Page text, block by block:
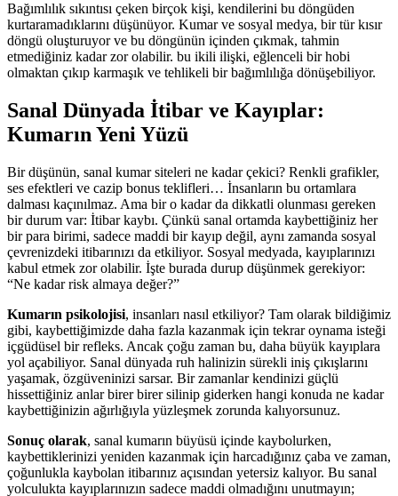
Bağımlılık sıkıntısı çeken birçok kişi, kendilerini bu döngüden
kurtaramadıklarını düşünüyor. Kumar ve sosyal medya, bir tür kısır
döngü oluşturuyor ve bu döngünün içinden çıkmak, tahmin
etmediğiniz kadar zor olabilir. bu ikili ilişki, eğlenceli bir hobi
olmaktan çıkıp karmaşık ve tehlikeli bir bağımlılığa dönüşebiliyor.
Sanal Dünyada İtibar ve Kayıplar:
Kumarın Yeni Yüzü
Bir düşünün, sanal kumar siteleri ne kadar çekici? Renkli grafikler,
ses efektleri ve cazip bonus teklifleri… İnsanların bu ortamlara
dalması kaçınılmaz. Ama bir o kadar da dikkatli olunması gereken
bir durum var: İtibar kaybı. Çünkü sanal ortamda kaybettiğiniz her
bir para birimi, sadece maddi bir kayıp değil, aynı zamanda sosyal
çevrenizdeki itibarınızı da etkiliyor. Sosyal medyada, kayıplarınızı
kabul etmek zor olabilir. İşte burada durup düşünmek gerekiyor:
“Ne kadar risk almaya değer?”
Kumarın psikolojisi, insanları nasıl etkiliyor? Tam olarak bildiğimiz
gibi, kaybettiğimizde daha fazla kazanmak için tekrar oynama isteği
içgüdüsel bir refleks. Ancak çoğu zaman bu, daha büyük kayıplara
yol açabiliyor. Sanal dünyada ruh halinizin sürekli iniş çıkışlarını
yaşamak, özgüveninizi sarsar. Bir zamanlar kendinizi güçlü
hissettiğiniz anlar birer birer silinip giderken hangi konuda ne kadar
kaybettiğinizin ağırlığıyla yüzleşmek zorunda kalıyorsunuz.
Sonuç olarak, sanal kumarın büyüsü içinde kaybolurken,
kaybettiklerinizi yeniden kazanmak için harcadığınız çaba ve zaman,
çoğunlukla kaybolan itibarınız açısından yetersiz kalıyor. Bu sanal
yolculukta kayıplarınızın sadece maddi olmadığını unutmayın;